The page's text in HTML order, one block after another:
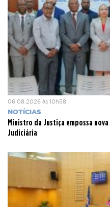
06.08.2026 às 10h58
NOTÍCIAS
Ministro da Justiça empossa
Judiciária